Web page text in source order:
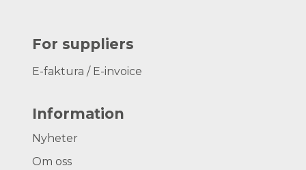
For suppliers
E-faktura / E-invoice
Information
Nyheter
Om oss